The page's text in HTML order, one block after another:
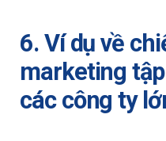
6. Ví dụ về
marketing
các công ty